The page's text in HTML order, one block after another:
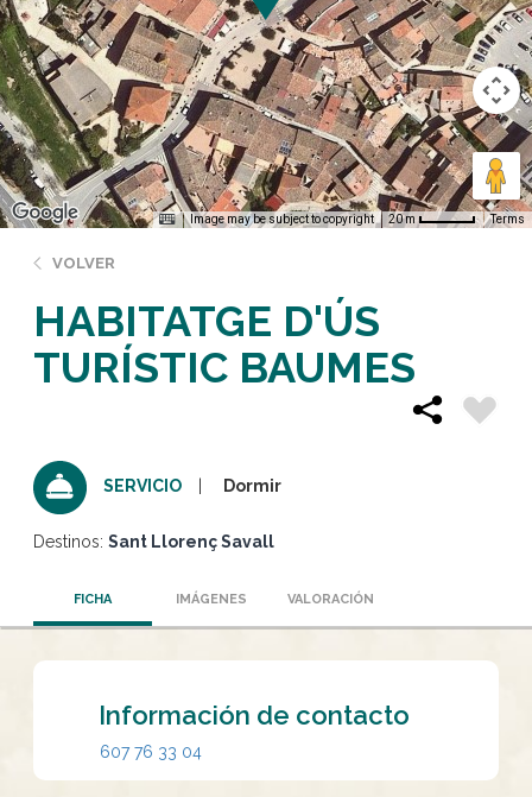
Image may be subject to copyright 20 m Terms
VOLVER
HABITATGE D'ÚS
TURÍSTIC BAUMES
SERVICIO Dormir
Destinos: Sant Llorenç Savall
FICHA IMÁGENES VALORACIÓN
Información de contacto
607 76 33 04